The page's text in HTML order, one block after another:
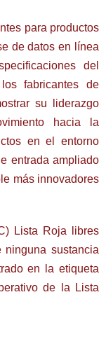
para productos
de datos en línea
del
fabricantes de
su liderazgo
hacia la
en el entorno
entrada ampliado
más innovadores
Lista Roja libres
sustancia
en la etiqueta
de la Lista